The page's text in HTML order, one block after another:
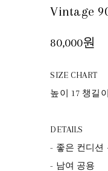
Vintage
80,000원
SIZE CHART
높이 17 챙길
DETAILS
- 좋은 컨디션
- 남여 공용